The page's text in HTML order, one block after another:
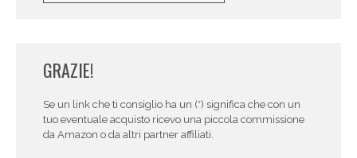
GRAZIE!
Se un link che ti consiglio ha un (*) significa che con un
tuo eventuale acquisto ricevo una piccola commissione
da Amazon o da altri partner affiliati.